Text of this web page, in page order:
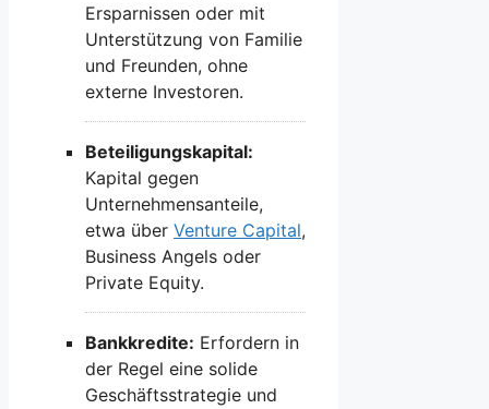
Ersparnissen oder mit
Unterstützung von Familie
und Freunden, ohne
externe Investoren.
Beteiligungskapital:
Kapital gegen
Unternehmensanteile,
etwa über Venture Capital,
Business Angels oder
Private Equity.
Bankkredite: Erfordern in
der Regel eine solide
Geschäftsstrategie und